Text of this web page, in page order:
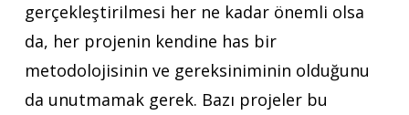
gerçekleştirilmesi her ne kadar önemli olsa
da, her projenin kendine has bir
metodolojisinin ve gereksiniminin olduğunu
da unutmamak gerek. Bazı projeler bu